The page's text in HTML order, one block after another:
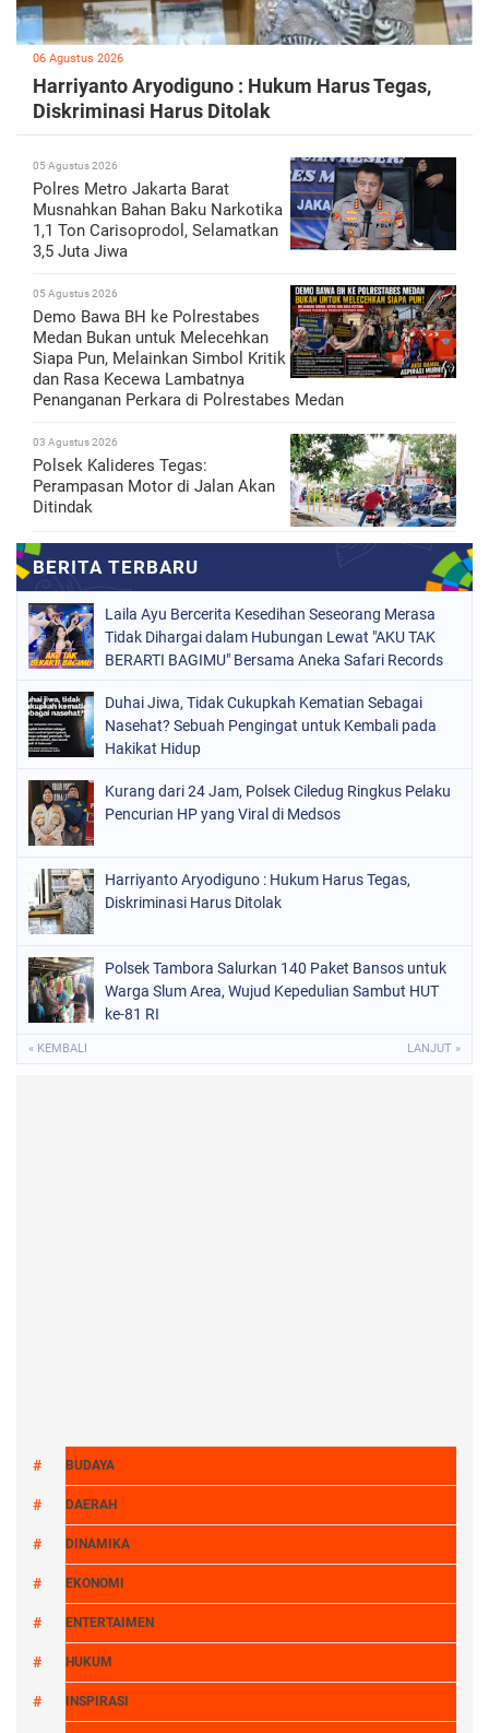
06 Agustus 2026
Harriyanto Aryodiguno : Hukum Harus Tegas,
Diskriminasi Harus Ditolak
05 Agustus 2026
Polres Metro Jakarta Barat
Musnahkan Bahan Baku Narkotika
1,1 Ton Carisoprodol, Selamatkan
3,5 Juta Jiwa
05 Agustus 2026
Demo Bawa BH ke Polrestabes
Medan Bukan untuk Melecehkan
Siapa Pun, Melainkan Simbol Kritik
dan Rasa Kecewa Lambatnya
Penanganan Perkara di Polrestabes Medan
03 Agustus 2026
Polsek Kalideres Tegas:
Perampasan Motor di Jalan Akan
Ditindak
Laila Ayu Bercerita Kesedihan Seseorang Merasa
Tidak Dihargai dalam Hubungan Lewat "AKU TAK
BERARTI BAGIMU" Bersama Aneka Safari Records
Duhai Jiwa, Tidak Cukupkah Kematian Sebagai
Nasehat? Sebuah Pengingat untuk Kembali pada
Hakikat Hidup
Kurang dari 24 Jam, Polsek Ciledug Ringkus Pelaku
Pencurian HP yang Viral di Medsos
Harriyanto Aryodiguno : Hukum Harus Tegas,
Diskriminasi Harus Ditolak
Polsek Tambora Salurkan 140 Paket Bansos untuk
Warga Slum Area, Wujud Kepedulian Sambut HUT
ke-81 RI
« KEMBALI LANJUT »
BUDAYA
DAERAH
DINAMIKA
EKONOMI
ENTERTAIMEN
HUKUM
INSPIRASI